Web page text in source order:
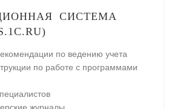
СИСТЕМА
по ведению учета
по работе с программами